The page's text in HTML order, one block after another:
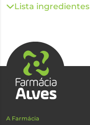
Lista ingredientes
A Farmácia